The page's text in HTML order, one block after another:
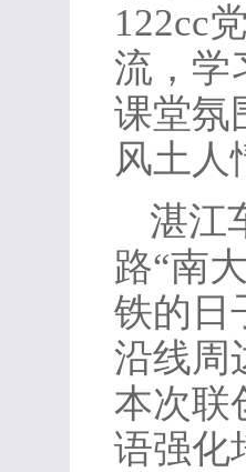
122cc
流，学
课堂氛
风土人
湛江
路“南
铁的日
沿线周
本次联
语强化